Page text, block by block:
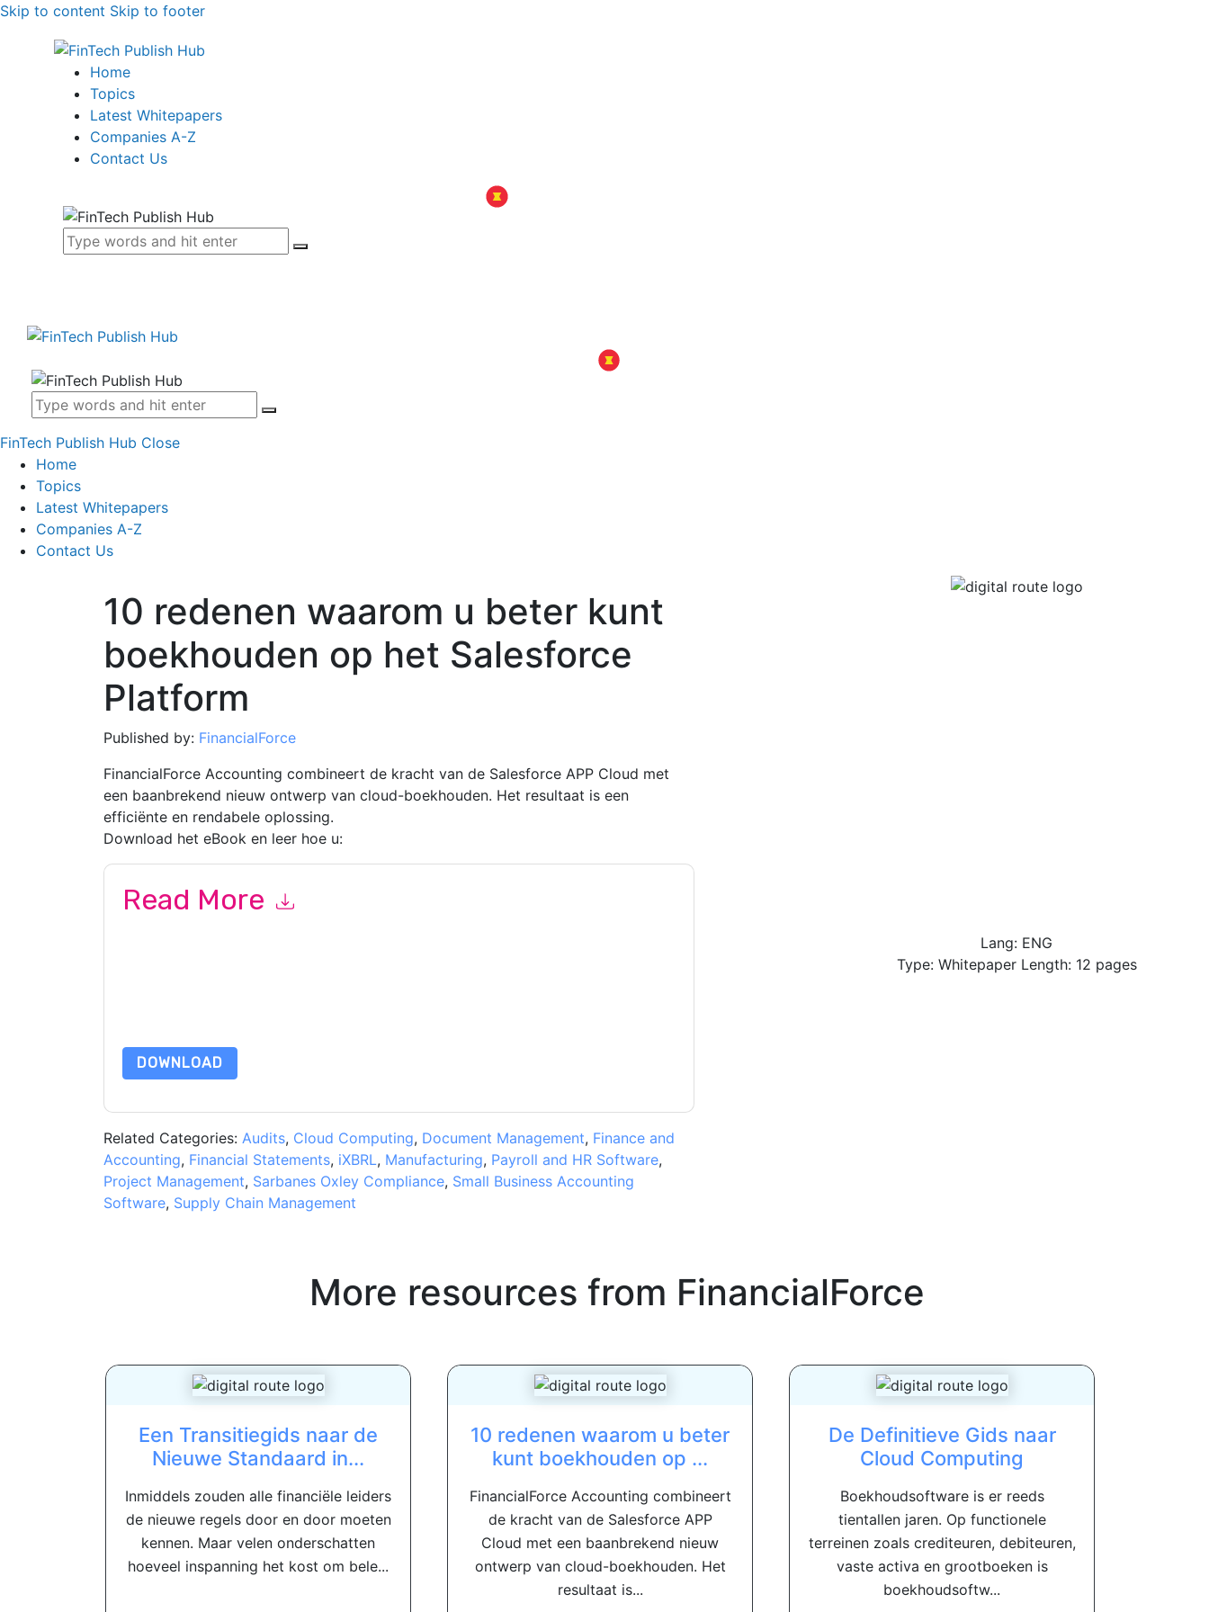
Skip to content Skip to footer
Home
Topics
Latest Whitepapers
Companies A-Z
Contact Us
FinTech Publish Hub Close
Home
Topics
Latest Whitepapers
Companies A-Z
Contact Us
10 redenen waarom u beter kunt
boekhouden op het Salesforce
Platform
Published by: FinancialForce
FinancialForce Accounting combineert de kracht van de Salesforce APP Cloud met
een baanbrekend nieuw ontwerp van cloud-boekhouden. Het resultaat is een
efficiënte en rendabele oplossing.
Download het eBook en leer hoe u:
Read More
DOWNLOAD
Related Categories: Audits, Cloud Computing, Document Management, Finance and
Accounting, Financial Statements, iXBRL, Manufacturing, Payroll and HR Software,
Project Management, Sarbanes Oxley Compliance, Small Business Accounting
Software, Supply Chain Management
Lang: ENG
Type: Whitepaper Length: 12 pages
More resources from FinancialForce
Een Transitiegids naar de
Nieuwe Standaard in...
Inmiddels zouden alle financiële leiders
de nieuwe regels door en door moeten
kennen. Maar velen onderschatten
hoeveel inspanning het kost om bele...
10 redenen waarom u beter
kunt boekhouden op ...
FinancialForce Accounting combineert
de kracht van de Salesforce APP
Cloud met een baanbrekend nieuw
ontwerp van cloud-boekhouden. Het
resultaat is...
De Definitieve Gids naar
Cloud Computing
Boekhoudsoftware is er reeds
tientallen jaren. Op functionele
terreinen zoals crediteuren, debiteuren,
vaste activa en grootboeken is
boekhoudsoftw...